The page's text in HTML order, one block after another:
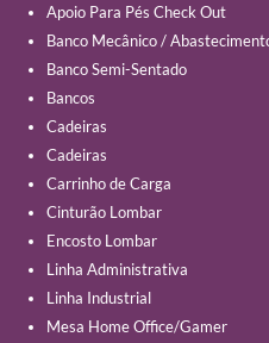
Apoio Para Pés Check Out
Banco Mecânico /
Banco Semi-Sentado
Bancos
Cadeiras
Cadeiras
Carrinho de Carga
Cinturão Lombar
Encosto Lombar
Linha Administrativa
Linha Industrial
Mesa Home Office/Gamer